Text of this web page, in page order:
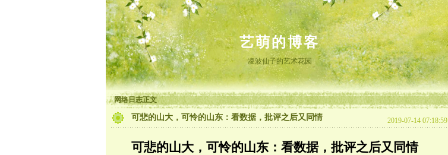
艺萌的博客
凌波仙子的艺术花园
网络日志正文
可悲的山大，可怜的山东：看数据，批评之后又同情 2019-07-14 07:18:59
可悲的山大，可怜的山东：看数据，批评之后又同情